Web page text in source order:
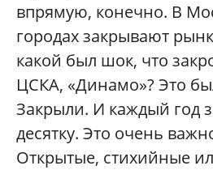
впрямую, конечно. В
городах закрывают
какой был шок, что
ЦСКА, «Динамо»? Это
Закрыли. И каждый год
десятку. Это очень
Открытые, стихийные